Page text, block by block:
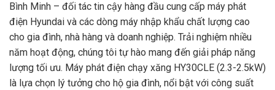
Bình Minh – đối tác tin cậy hàng đầu cung cấp máy phát
điện Hyundai và các dòng máy nhập khẩu chất lượng cao
cho gia đình, nhà hàng và doanh nghiệp. Trải nghiệm nhiều
năm hoạt động, chúng tôi tự hào mang đến giải pháp năng
lượng tối ưu. Máy phát điện chạy xăng HY30CLE (2.3-2.5kW)
là lựa chọn lý tưởng cho hộ gia đình, nổi bật với công suất